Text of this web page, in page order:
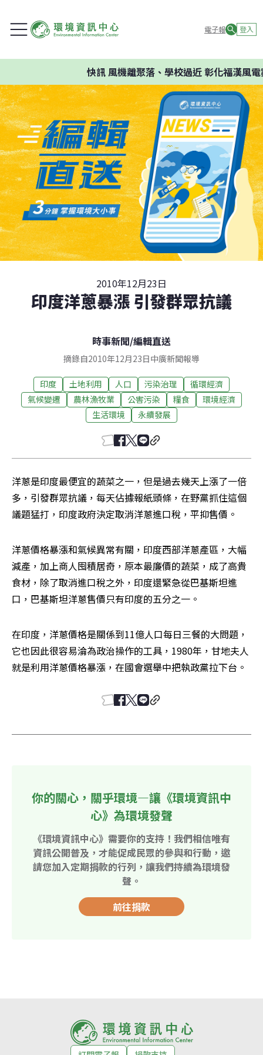
電子報 登入
快訊風機離聚落、學校過近 彰化福漢風電
2010年12月23日
印度洋蔥暴漲 引發群眾抗議
時事新聞/編輯直送
摘錄自2010年12月23日中廣新聞報導
印度 土地利用 人口 污染治理
循環經濟
氣候變遷
農林漁牧業 公害污染 糧食
環境經濟
生活環境
永續發展
洋蔥是印度最便宜的蔬菜之一，但是過去幾天上漲了一倍
多，引發群眾抗議，每天佔據報紙頭條，在野黨抓住這個
議題猛打，印度政府決定取消洋蔥進口稅，平抑售價。
洋蔥價格暴漲和氣候異常有關，印度西部洋蔥產區，大幅
減產，加上商人囤積居奇，原本最廉價的蔬菜，成了高貴
食材，除了取消進口稅之外，印度還緊急從巴基斯坦進
口，巴基斯坦洋蔥售價只有印度的五分之一。
在印度，洋蔥價格是關係到11億人口每日三餐的大問題，
它也因此很容易淪為政治操作的工具，1980年，甘地夫人
就是利用洋蔥價格暴漲，在國會選舉中把執政黨拉下台。
你的關心，關乎環境—讓《環境資訊中
心》為環境發聲
《環境資訊中心》需要你的支持！我們相信唯有
資訊公開普及，才能促成民眾的參與和行動，邀
請您加入定期捐款的行列，讓我們持續為環境發
聲。
前往捐款